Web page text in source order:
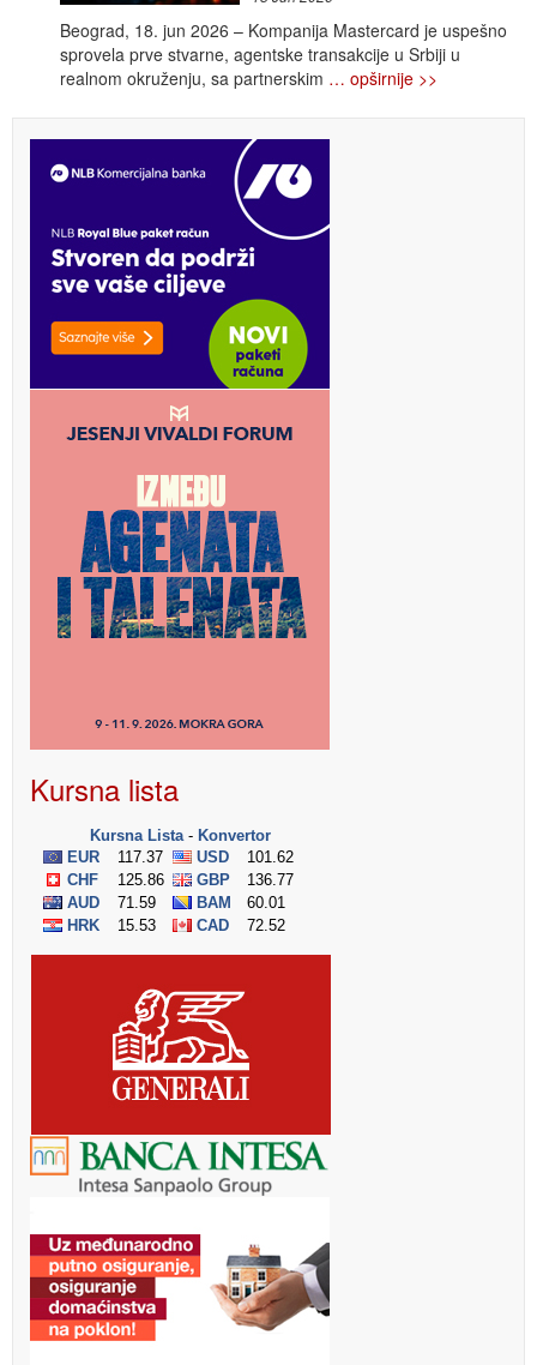
Beograd, 18. jun 2026 – Kompanija Mastercard je uspešno
sprovela prve stvarne, agentske transakcije u Srbiji u
realnom okruženju, sa partnerskim … opširnije >>
Kursna lista